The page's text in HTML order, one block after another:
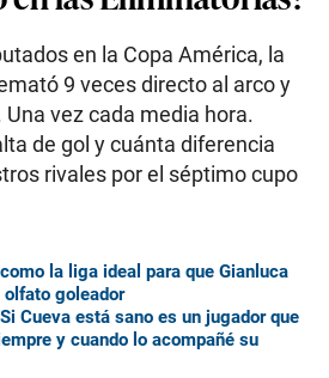
en la Copa América, la
9 veces directo al arco y
vez cada media hora.
de gol y cuánta diferencia
rivales por el séptimo cupo
la liga ideal para que Gianluca
olfato goleador
Cueva está sano es un jugador que
y cuando lo acompañé su